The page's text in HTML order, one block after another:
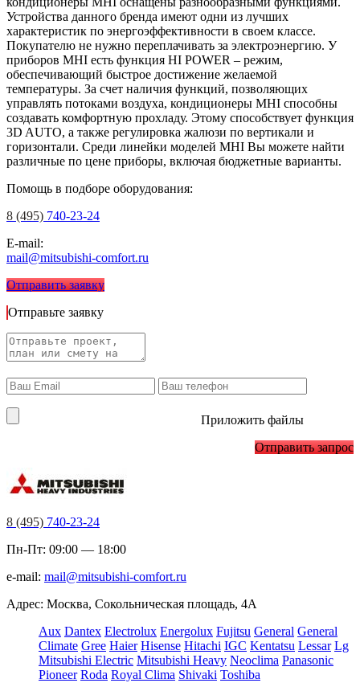
Устройства данного бренда имеют одни из лучших
характеристик по энергоэффективности в своем классе.
Покупателю не нужно переплачивать за электроэнергию. У
приборов MHI есть функция HI POWER – режим,
обеспечивающий быстрое достижение желаемой
температуры. За счет наличия функций, позволяющих
управлять потоками воздуха, кондиционеры MHI способны
создавать комфортную прохладу. Этому способствует функция
3D AUTO, а также регулировка жалюзи по вертикали и
горизонтали. Среди линейки моделей MHI Вы можете найти
различные по цене приборы, включая бюджетные варианты.
Помощь в подборе оборудования:
8 (495) 740-23-24
E-mail:
mail@mitsubishi-comfort.ru
Отправить заявку
Отправьте заявку
Приложить файлы
Отправить запрос
8 (495) 740-23-24
Пн-Пт: 09:00 — 18:00
e-mail: mail@mitsubishi-comfort.ru
Адрес: Москва, Сокольническая площадь, 4А
Aux Dantex Electrolux Energolux Fujitsu General General
Climate Gree Haier Hisense Hitachi IGC Kentatsu Lessar Lg
Mitsubishi Electric Mitsubishi Heavy Neoclima Panasonic
Pioneer Roda Royal Clima Shivaki Toshiba